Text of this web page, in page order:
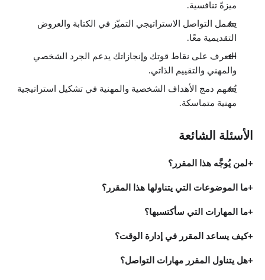
ميزةً تنافسية.
يشمل التواصل الاستراتيجي التميّز في الكتابة والعروض
التقديمية معًا.
التعرف على نقاط قوتك وإنجازاتك يدعم الجرد الشخصي
والمهني والتقييم الذاتي.
يُسهم دمج الأهداف الشخصية والمهنية في تشكيل استراتيجية
مهنية متماسكة.
الأسئلة الشائعة
لمن يُوجَّه هذا المقرر؟
ما الموضوعات التي يتناولها هذا المقرر؟
ما المهارات التي سأكتسبها؟
كيف يساعد المقرر في إدارة الوقت؟
هل يتناول المقرر مهارات التواصل؟